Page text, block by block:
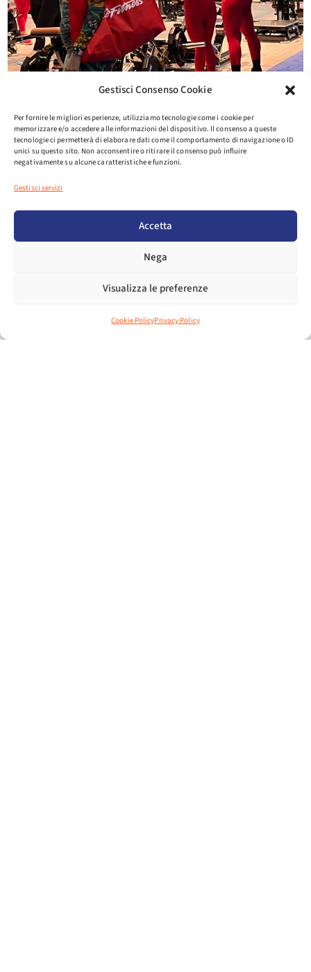
Gestisci Consenso Cookie
Per fornire le migliori esperienze, utilizziamo tecnologie come i cookie per
memorizzare e/o accedere alle informazioni del dispositivo. Il consenso a queste
tecnologie ci permetterà di elaborare dati come il comportamento di navigazione o ID
unici su questo sito. Non acconsentire o ritirare il consenso può influire
negativamente su alcune caratteristiche e funzioni.
Gestisci servizi
Accetta
Nega
Visualizza le preferenze
Cookie PolicyPrivacy Policy